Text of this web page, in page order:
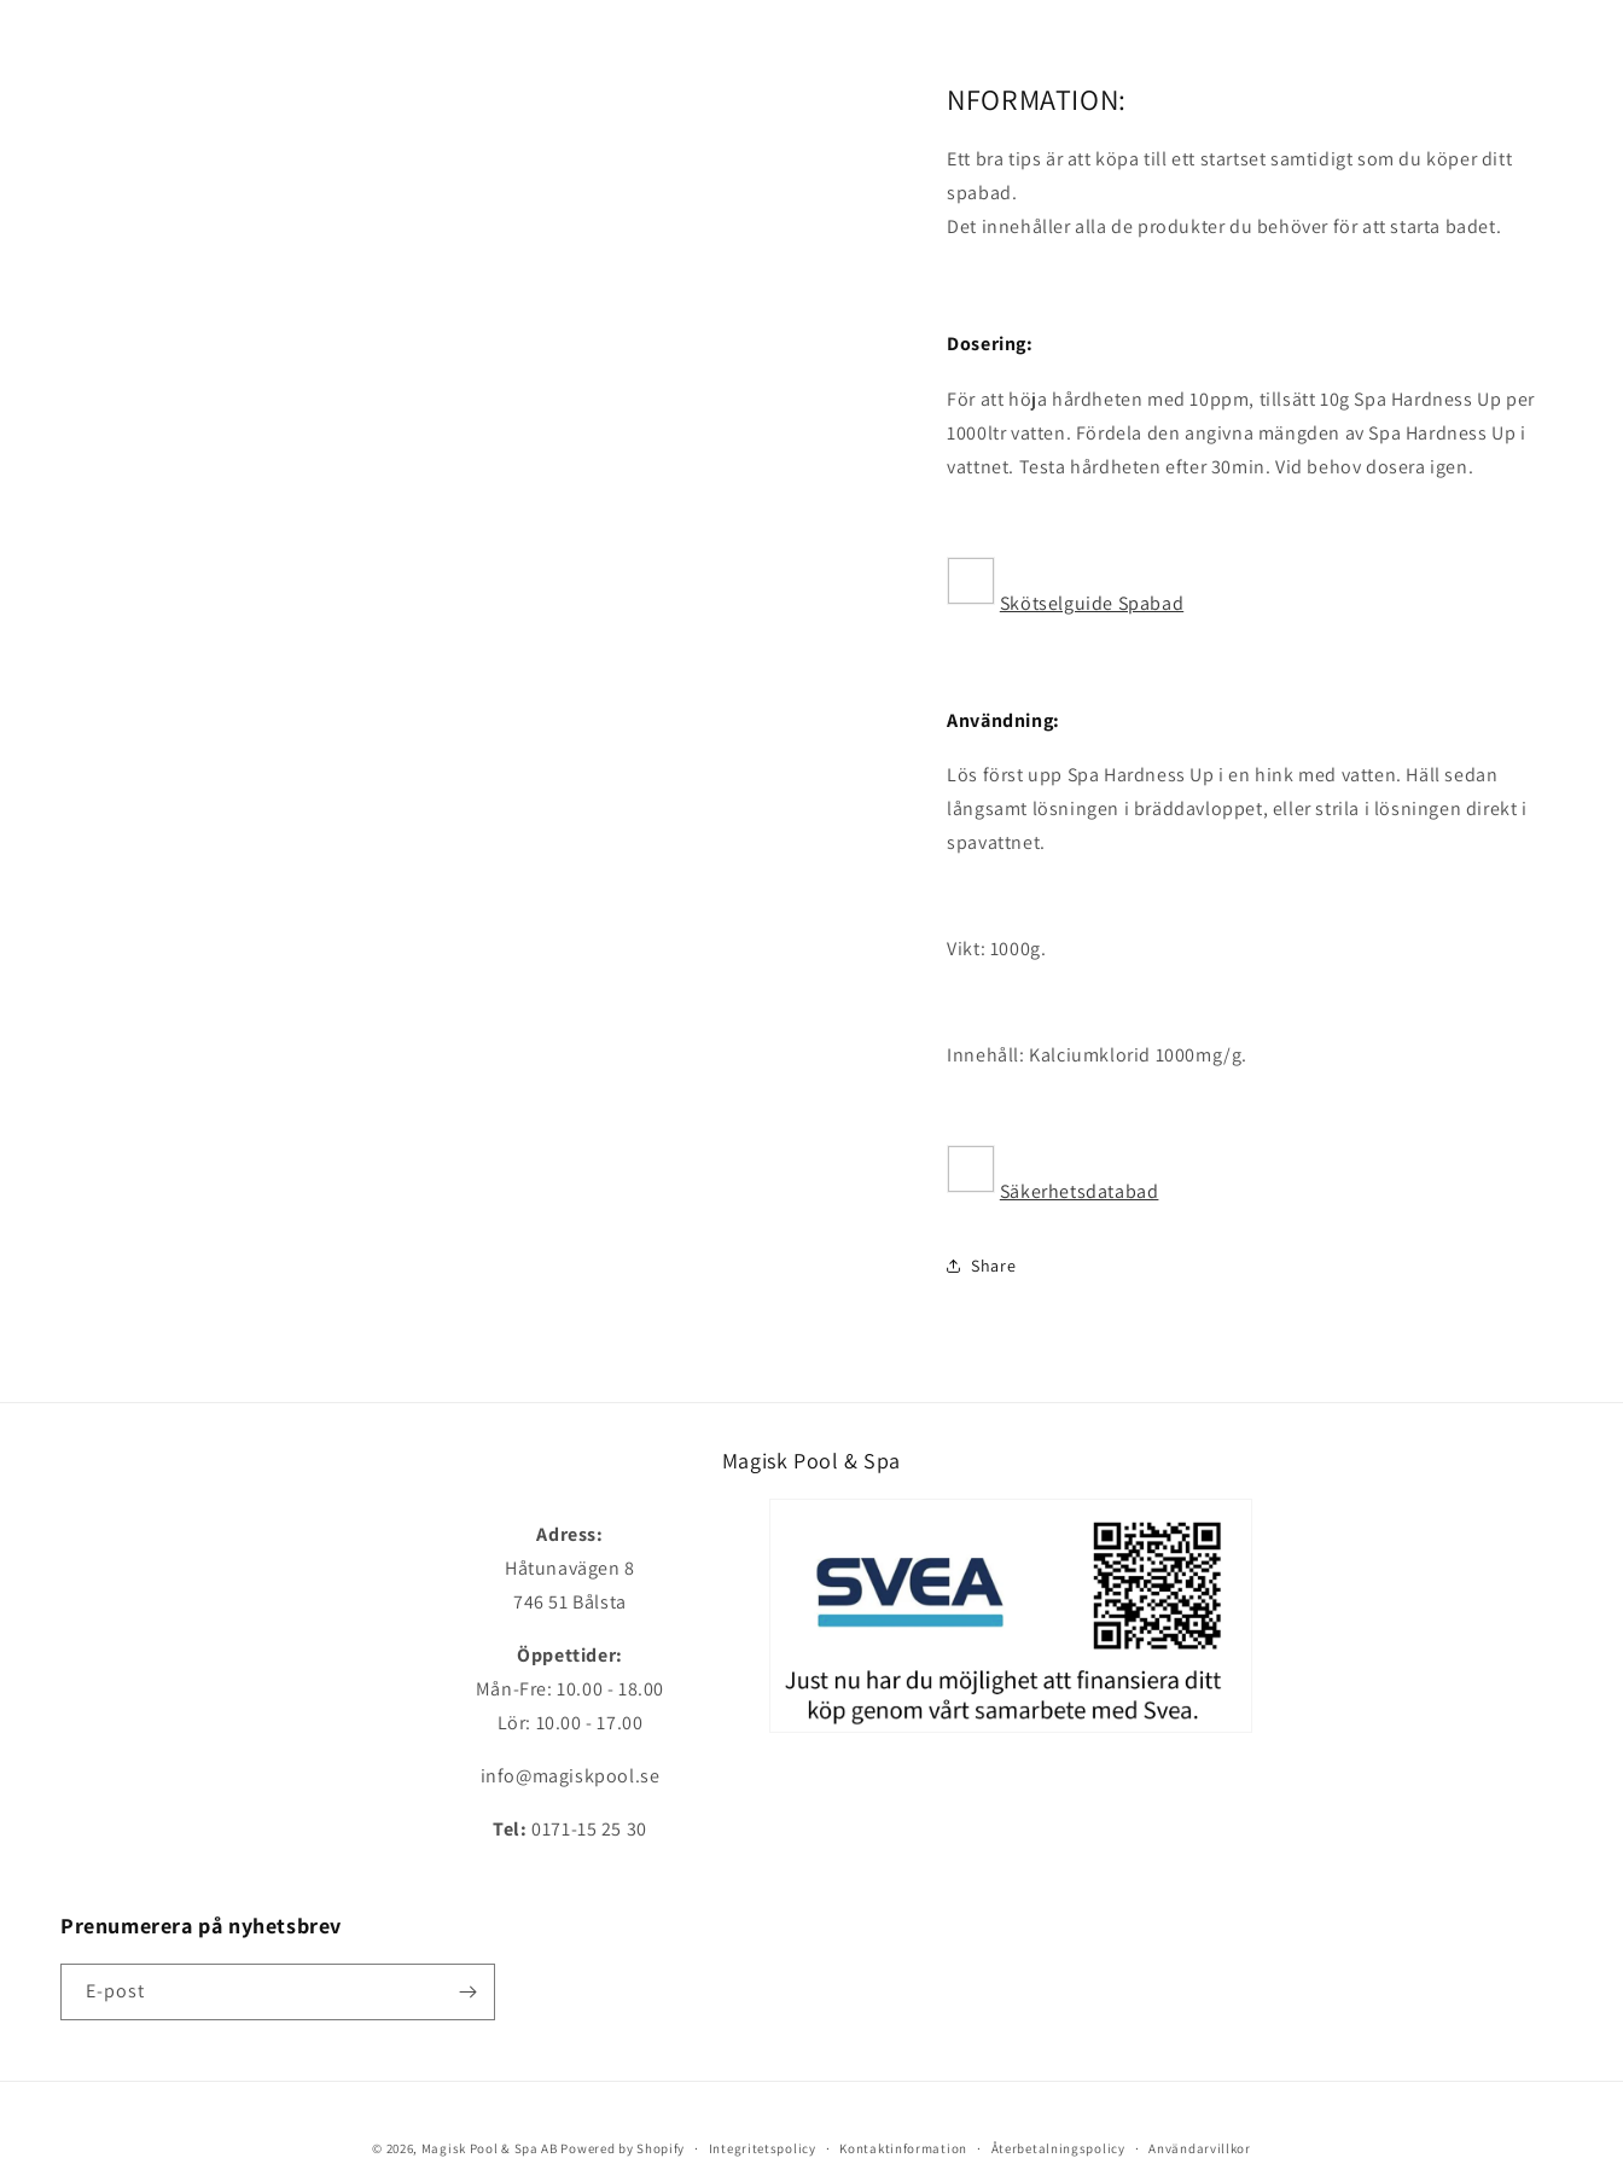
NFORMATION:
Ett bra tips är att köpa till ett startset samtidigt som du köper ditt
spabad.
Det innehåller alla de produkter du behöver för att starta badet.
Dosering:
För att höja hårdheten med 10ppm, tillsätt 10g Spa Hardness Up per
1000ltr vatten. Fördela den angivna mängden av Spa Hardness Up i
vattnet. Testa hårdheten efter 30min. Vid behov dosera igen.
Skötselguide Spabad
Användning:
Lös först upp Spa Hardness Up i en hink med vatten. Häll sedan
långsamt lösningen i bräddavloppet, eller strila i lösningen direkt i
spavattnet.
Vikt: 1000g.
Innehåll: Kalciumklorid 1000mg/g.
Säkerhetsdatabad
Share
Magisk Pool & Spa
Adress:
Håtunavägen 8
746 51 Bålsta
Öppettider:
Mån-Fre: 10.00 - 18.00
Lör: 10.00 - 17.00
info@magiskpool.se
Tel: 0171-15 25 30
Prenumerera på nyhetsbrev
E-post
© 2026, Magisk Pool & Spa AB Powered by Shopify Integritetspolicy Kontaktinformation Återbetalningspolicy Användarvillkor